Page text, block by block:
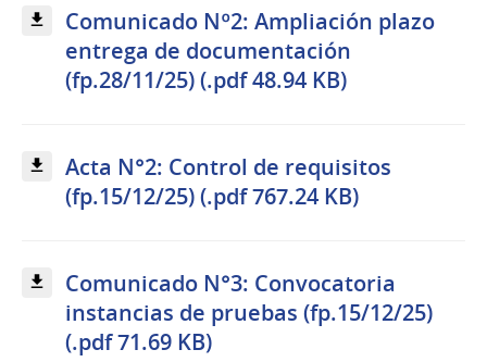
Comunicado Nº2: Ampliación plazo
entrega de documentación
(fp.28/11/25) (.pdf 48.94 KB)
Acta N°2: Control de requisitos
(fp.15/12/25) (.pdf 767.24 KB)
Comunicado N°3: Convocatoria
instancias de pruebas (fp.15/12/25)
(.pdf 71.69 KB)